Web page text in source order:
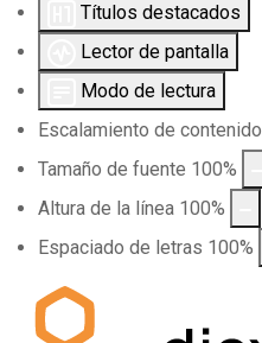
Títulos destacados
Lector de pantalla
Modo de lectura
Escalamiento de contenido
Tamaño de fuente 100%
Altura de la línea 100%
Espaciado de letras 100%